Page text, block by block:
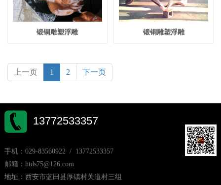
锻铜雕塑浮雕 锻铜雕塑浮雕
上一页 1 2 下一页
13772533357
手机：029-83560922 / 13772533357
邮箱：htds75@126.com
地址：西安市蓝田县厚镇村关道村三组